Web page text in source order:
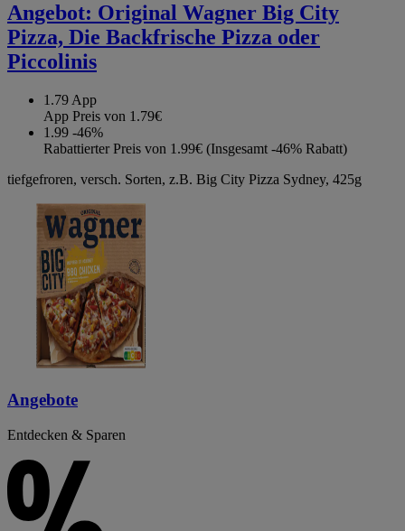
Angebot: Original Wagner Big City
Pizza, Die Backfrische Pizza oder
Piccolinis
1.79 App
App Preis von 1.79€
1.99 -46%
Rabattierter Preis von 1.99€ (Insgesamt -46% Rabatt)
tiefgefroren, versch. Sorten, z.B. Big City Pizza Sydney, 425g
Angebote
Entdecken & Sparen